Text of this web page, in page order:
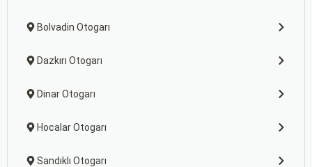
Bolvadin Otogarı
Dazkırı Otogarı
Dinar Otogarı
Hocalar Otogarı
Sandıklı Otogarı